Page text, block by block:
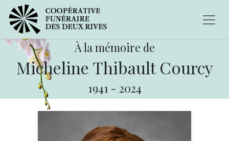
À la mémoire de
Micheline Thibault Courcy
1941 - 2024